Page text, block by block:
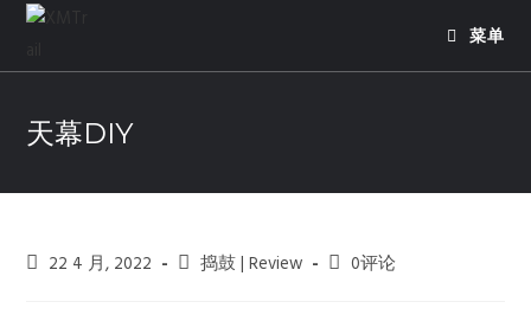
菜单
天幕DIY
22 4 月, 2022 捣鼓 | Review 0评论